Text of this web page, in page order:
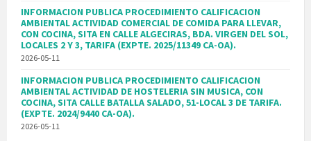
INFORMACION PUBLICA PROCEDIMIENTO CALIFICACION
AMBIENTAL ACTIVIDAD COMERCIAL DE COMIDA PARA LLEVAR,
CON COCINA, SITA EN CALLE ALGECIRAS, BDA. VIRGEN DEL SOL,
LOCALES 2 Y 3, TARIFA (EXPTE. 2025/11349 CA-OA).
2026-05-11
INFORMACION PUBLICA PROCEDIMIENTO CALIFICACION
AMBIENTAL ACTIVIDAD DE HOSTELERIA SIN MUSICA, CON
COCINA, SITA CALLE BATALLA SALADO, 51-LOCAL 3 DE TARIFA.
(EXPTE. 2024/9440 CA-OA).
2026-05-11